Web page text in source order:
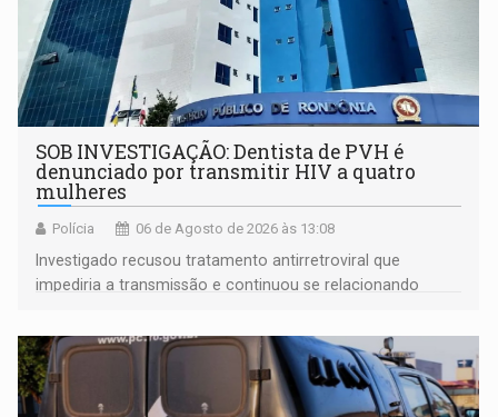
SOB INVESTIGAÇÃO: Dentista de PVH é
denunciado por transmitir HIV a quatro
mulheres
Polícia 06 de Agosto de 2026 às 13:08
Investigado recusou tratamento antirretroviral que
impediria a transmissão e continuou se relacionando